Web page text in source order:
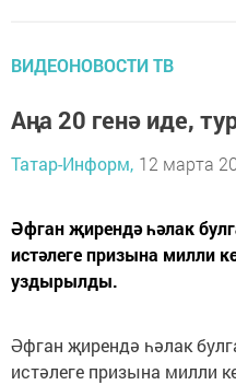
ВИДЕОНОВОСТИ ТВ
Аңа 20 генә иде,
Татар-Информ, 12 марта
Әфган җирендә һәлак
истәлеге призына милли
уздырылды.
Әфган җирендә һәлак
истәлеге призына милли